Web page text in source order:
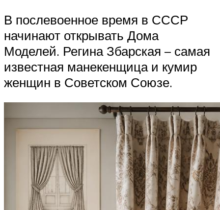
В послевоенное время в СССР
начинают открывать Дома
Моделей. Регина Збарская – самая
известная манекенщица и кумир
женщин в Советском Союзе.